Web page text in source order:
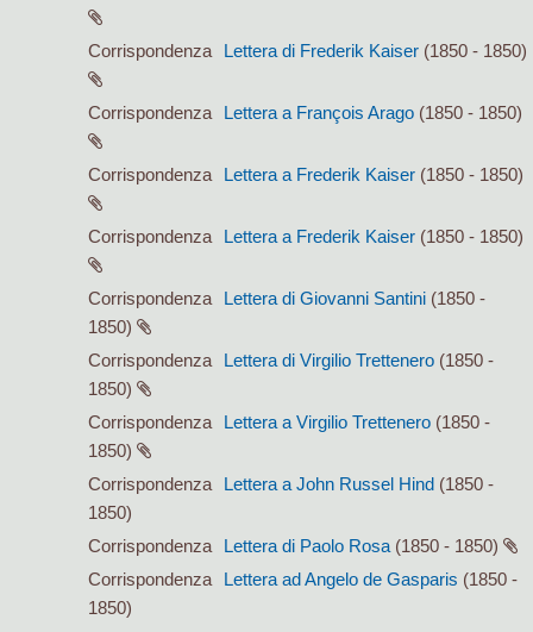
Corrispondenza Lettera di Frederik Kaiser (1850 - 1850)
Corrispondenza Lettera a François Arago (1850 - 1850)
Corrispondenza Lettera a Frederik Kaiser (1850 - 1850)
Corrispondenza Lettera a Frederik Kaiser (1850 - 1850)
Corrispondenza Lettera di Giovanni Santini (1850 -
1850)
Corrispondenza
Lettera di Virgilio Trettenero (1850 -
1850)
Corrispondenza
Lettera a Virgilio Trettenero (1850 -
1850)
Corrispondenza
Lettera a John Russel Hind (1850 -
1850)
Corrispondenza
Lettera di Paolo Rosa (1850 - 1850)
Corrispondenza
Lettera ad Angelo de Gasparis (1850 -
1850)